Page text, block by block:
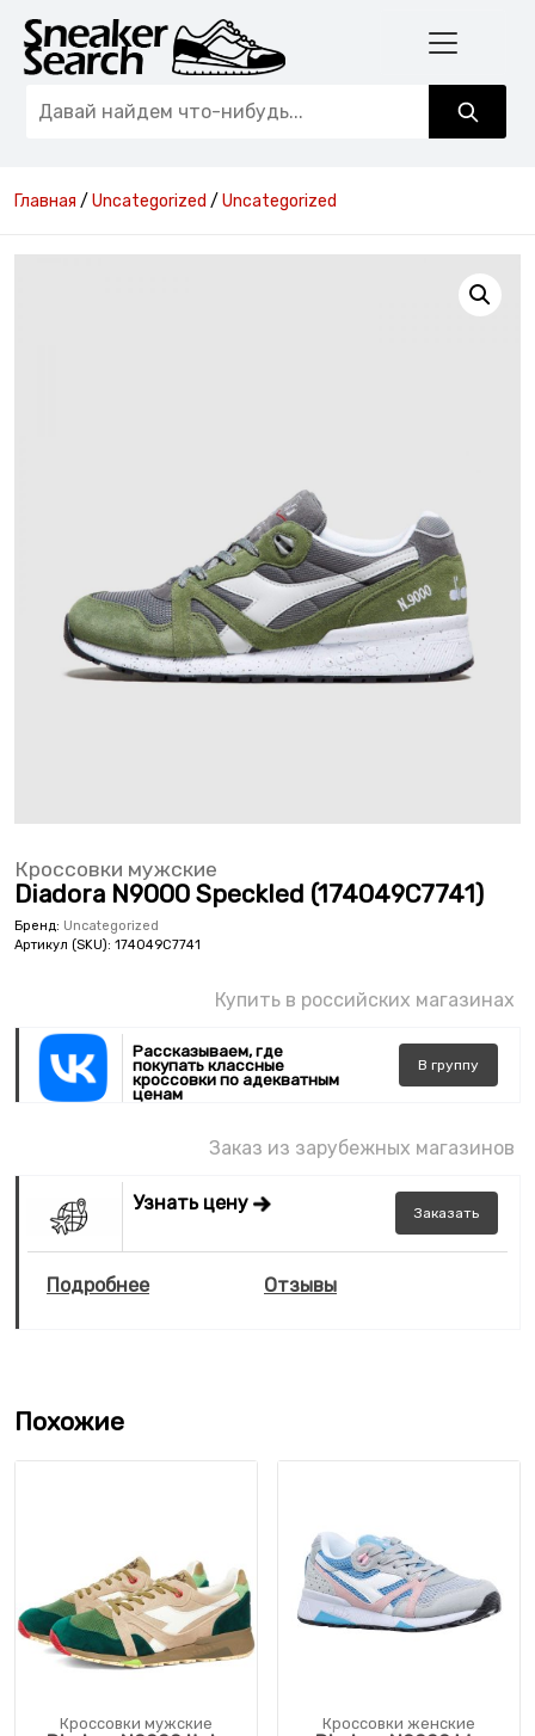
Главная / Uncategorized / Uncategorized
Кроссовки мужские
Diadora N9000 Speckled (174049C7741)
Бренд: Uncategorized
Артикул (SKU): 174049C7741
Купить в российских магазинах
Рассказываем, где
покупать классные
кроссовки по адекватным
ценам
В группу
Заказ из зарубежных магазинов
Узнать цену Заказать
Подробнее Отзывы
Похожие
Кроссовки мужские Кроссовки женские